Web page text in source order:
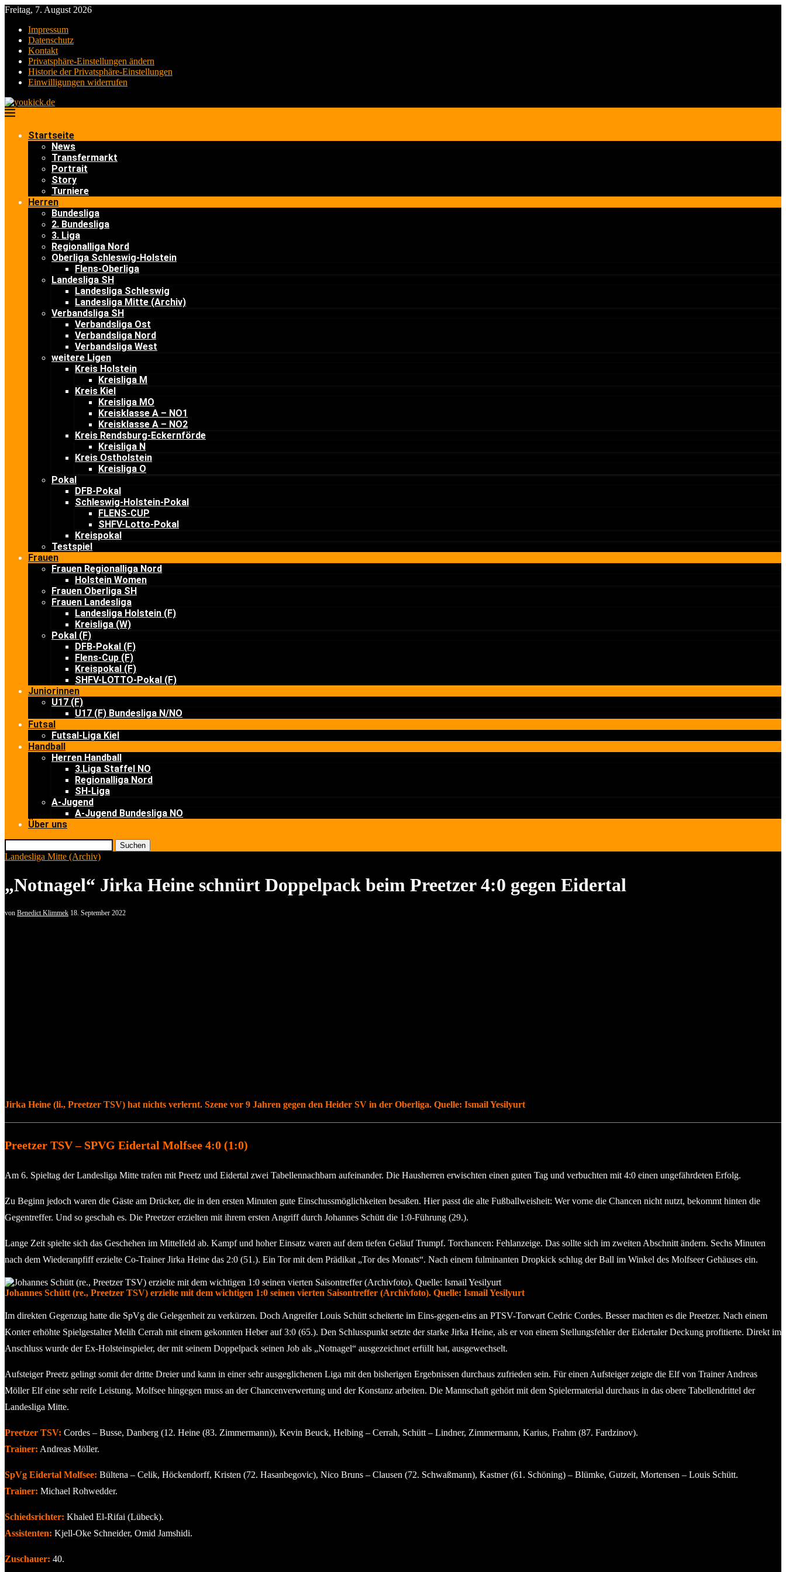
Freitag, 7. August 2026
Impressum
Datenschutz
Kontakt
Privatsphäre-Einstellungen ändern
Historie der Privatsphäre-Einstellungen
Einwilligungen widerrufen
Startseite
News
Transfermarkt
Portrait
Story
Turniere
Herren
Bundesliga
2. Bundesliga
3. Liga
Regionalliga Nord
Oberliga Schleswig-Holstein
Flens-Oberliga
Landesliga SH
Landesliga Schleswig
Landesliga Mitte (Archiv)
Verbandsliga SH
Verbandsliga Ost
Verbandsliga Nord
Verbandsliga West
weitere Ligen
Kreis Holstein
Kreisliga M
Kreis Kiel
Kreisliga MO
Kreisklasse A – NO1
Kreisklasse A – NO2
Kreis Rendsburg-Eckernförde
Kreisliga N
Kreis Ostholstein
Kreisliga O
Pokal
DFB-Pokal
Schleswig-Holstein-Pokal
FLENS-CUP
SHFV-Lotto-Pokal
Kreispokal
Testspiel
Frauen
Frauen Regionalliga Nord
Holstein Women
Frauen Oberliga SH
Frauen Landesliga
Landesliga Holstein (F)
Kreisliga (W)
Pokal (F)
DFB-Pokal (F)
Flens-Cup (F)
Kreispokal (F)
SHFV-LOTTO-Pokal (F)
Juniorinnen
U17 (F)
U17 (F) Bundesliga N/NO
Futsal
Futsal-Liga Kiel
Handball
Herren Handball
3.Liga Staffel NO
Regionalliga Nord
SH-Liga
A-Jugend
A-Jugend Bundesliga NO
Über uns
Suchen
Landesliga Mitte (Archiv)
„Notnagel“ Jirka Heine schnürt Doppelpack beim Preetzer 4:0 gegen Eidertal
von Benedict Klimmek 18. September 2022
Jirka Heine (li., Preetzer TSV) hat nichts verlernt. Szene vor 9 Jahren gegen den Heider SV in der Oberliga. Quelle: Ismail Yesilyurt
Preetzer TSV – SPVG Eidertal Molfsee 4:0 (1:0)
Am 6. Spieltag der Landesliga Mitte trafen mit Preetz und Eidertal zwei Tabellennachbarn aufeinander. Die Hausherren erwischten einen guten Tag und verbuchten mit 4:0 einen ungefährdeten Erfolg.
Zu Beginn jedoch waren die Gäste am Drücker, die in den ersten Minuten gute Einschussmöglichkeiten besaßen. Hier passt die alte Fußballweisheit: Wer vorne die Chancen nicht nutzt, bekommt hinten die
Gegentreffer. Und so geschah es. Die Preetzer erzielten mit ihrem ersten Angriff durch Johannes Schütt die 1:0-Führung (29.).
Lange Zeit spielte sich das Geschehen im Mittelfeld ab. Kampf und hoher Einsatz waren auf dem tiefen Geläuf Trumpf. Torchancen: Fehlanzeige. Das sollte sich im zweiten Abschnitt ändern. Sechs Minuten
nach dem Wiederanpfiff erzielte Co-Trainer Jirka Heine das 2:0 (51.). Ein Tor mit dem Prädikat „Tor des Monats“. Nach einem fulminanten Dropkick schlug der Ball im Winkel des Molfseer Gehäuses ein.
Johannes Schütt (re., Preetzer TSV) erzielte mit dem wichtigen 1:0 seinen vierten Saisontreffer (Archivfoto). Quelle: Ismail Yesilyurt
Im direkten Gegenzug hatte die SpVg die Gelegenheit zu verkürzen. Doch Angreifer Louis Schütt scheiterte im Eins-gegen-eins an PTSV-Torwart Cedric Cordes. Besser machten es die Preetzer. Nach einem
Konter erhöhte Spielgestalter Melih Cerrah mit einem gekonnten Heber auf 3:0 (65.). Den Schlusspunkt setzte der starke Jirka Heine, als er von einem Stellungsfehler der Eidertaler Deckung profitierte. Direkt im
Anschluss wurde der Ex-Holsteinspieler, der mit seinem Doppelpack seinen Job als „Notnagel“ ausgezeichnet erfüllt hat, ausgewechselt.
Aufsteiger Preetz gelingt somit der dritte Dreier und kann in einer sehr ausgeglichenen Liga mit den bisherigen Ergebnissen durchaus zufrieden sein. Für einen Aufsteiger zeigte die Elf von Trainer Andreas
Möller Elf eine sehr reife Leistung. Molfsee hingegen muss an der Chancenverwertung und der Konstanz arbeiten. Die Mannschaft gehört mit dem Spielermaterial durchaus in das obere Tabellendrittel der
Landesliga Mitte.
Preetzer TSV: Cordes – Busse, Danberg (12. Heine (83. Zimmermann)), Kevin Beuck, Helbing – Cerrah, Schütt – Lindner, Zimmermann, Karius, Frahm (87. Fardzinov).
Trainer: Andreas Möller.
SpVg Eidertal Molfsee: Bültena – Celik, Höckendorff, Kristen (72. Hasanbegovic), Nico Bruns – Clausen (72. Schwaßmann), Kastner (61. Schöning) – Blümke, Gutzeit, Mortensen – Louis Schütt.
Trainer: Michael Rohwedder.
Schiedsrichter: Khaled El-Rifai (Lübeck).
Assistenten: Kjell-Oke Schneider, Omid Jamshidi.
Zuschauer: 40.